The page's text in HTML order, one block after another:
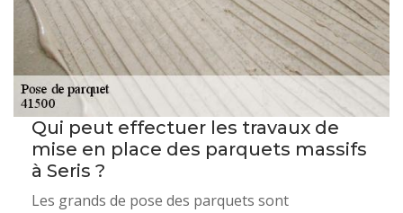
Qui peut effectuer les travaux de
mise en place des parquets massifs
à Seris ?
Les grands de pose des parquets sont